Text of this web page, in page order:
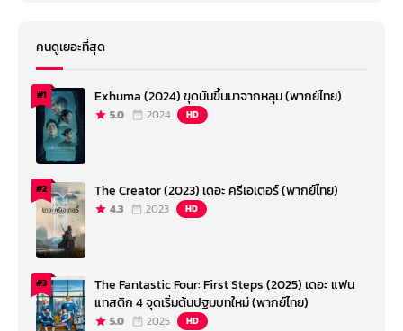
คนดูเยอะที่สุด
#1 Exhuma (2024) ขุดมันขึ้นมาจากหลุม (พากย์ไทย)
5.0 2024 HD
#2 The Creator (2023) เดอะ ครีเอเตอร์ (พากย์ไทย)
4.3 2023 HD
#3
The Fantastic Four: First Steps (2025) เดอะ แฟน
แทสติก 4 จุดเริ่มต้นปฐมบทใหม่ (พากย์ไทย)
5.0 2025 HD